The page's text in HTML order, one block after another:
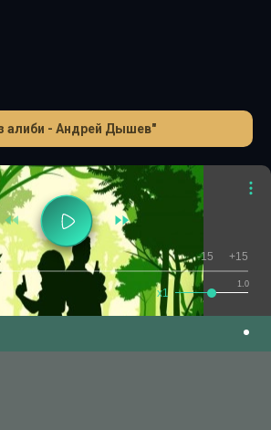
алиби - Андрей Дышев"
1.0
x1
-15 +15